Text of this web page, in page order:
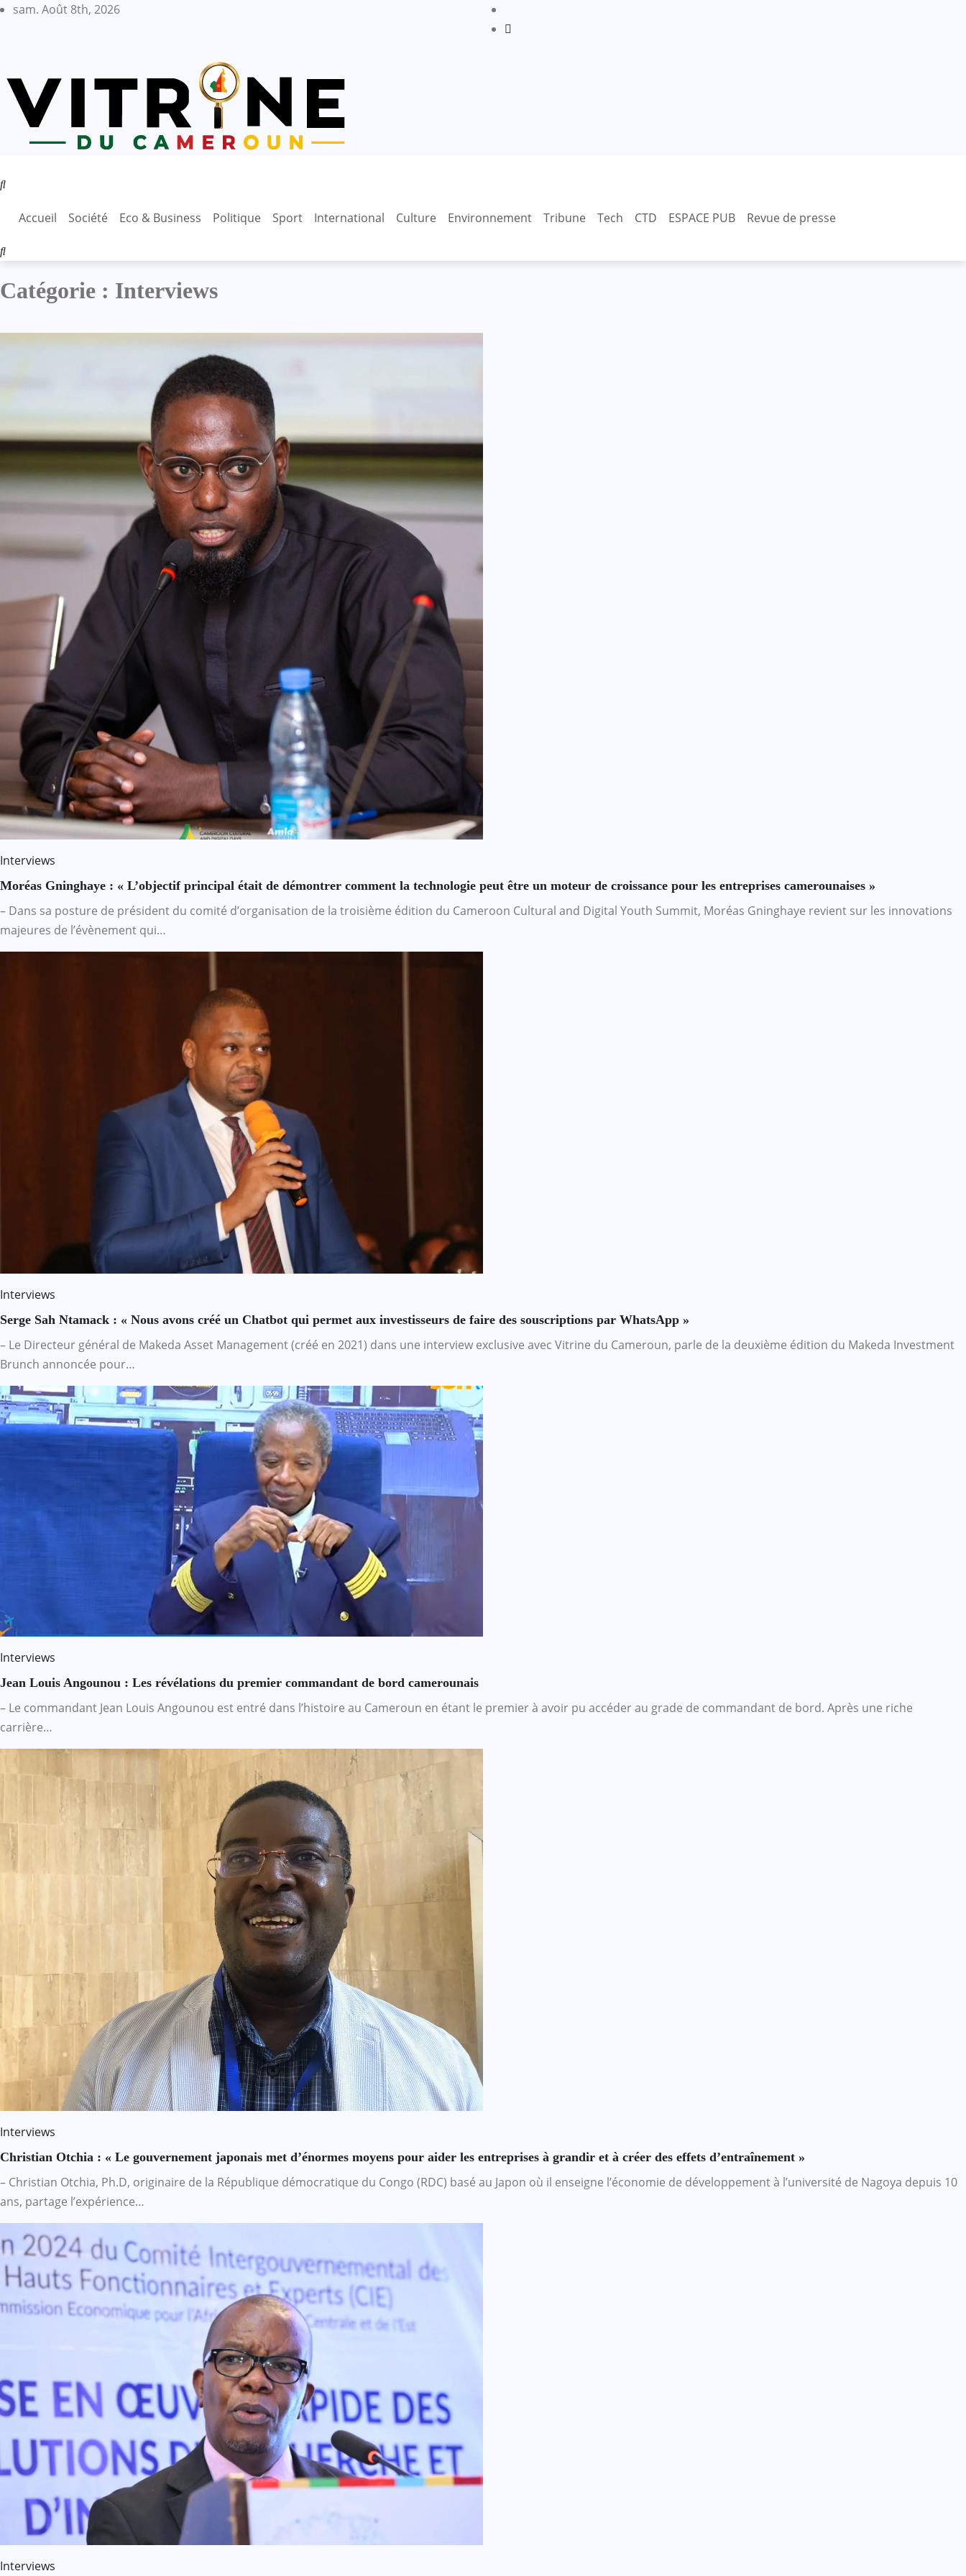
Skipsam. Août 8th, 2026
Accueil Société Eco & Business Politique Sport International Culture Environnement Tribune Tech CTD ESPACE PUB Revue de presse
Catégorie : Interviews
Interviews
Moréas Gninghaye : « L’objectif principal était de démontrer comment la technologie peut être un moteur de croissance pour les entreprises camerounaises »
– Dans sa posture de président du comité d’organisation de la troisième édition du Cameroon Cultural and Digital Youth Summit, Moréas Gninghaye revient sur les innovations
majeures de l’évènement qui…
Interviews
Serge Sah Ntamack : « Nous avons créé un Chatbot qui permet aux investisseurs de faire des souscriptions par WhatsApp »
– Le Directeur général de Makeda Asset Management (créé en 2021) dans une interview exclusive avec Vitrine du Cameroun, parle de la deuxième édition du Makeda Investment
Brunch annoncée pour…
Interviews
Jean Louis Angounou : Les révélations du premier commandant de bord camerounais
– Le commandant Jean Louis Angounou est entré dans l’histoire au Cameroun en étant le premier à avoir pu accéder au grade de commandant de bord. Après une riche
carrière…
Interviews
Christian Otchia : « Le gouvernement japonais met d’énormes moyens pour aider les entreprises à grandir et à créer des effets d’entraînement »
– Christian Otchia, Ph.D, originaire de la République démocratique du Congo (RDC) basé au Japon où il enseigne l’économie de développement à l’université de Nagoya depuis 10
ans, partage l’expérience…
Interviews